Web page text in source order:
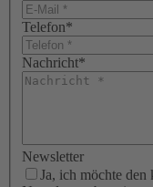
Telefon*
Nachricht*
Newsletter
Ja, ich möchte